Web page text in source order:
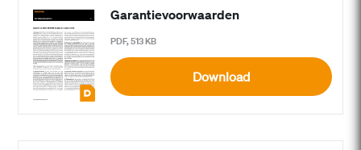
Garantievoorwaarden
PDF, 513 KB
Download